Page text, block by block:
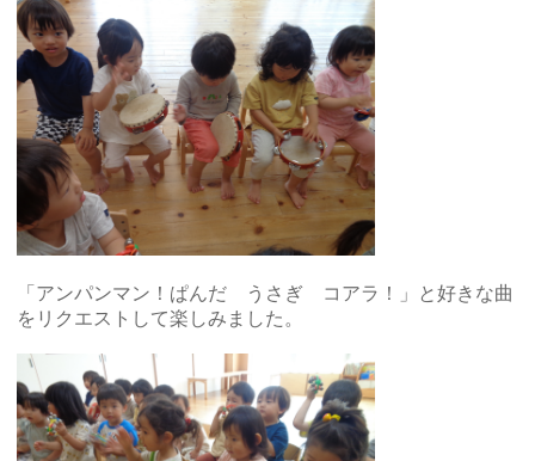
「アンパンマン！ぱんだ うさぎ コアラ！」と好きな曲
をリクエストして楽しみました。